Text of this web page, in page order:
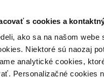
s cookies a
ako sa na našom
Niektoré sú naozaj
analytické cookies,
Personalizačné cookies
Kontakt